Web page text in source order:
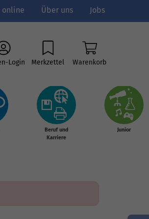
online Über uns Jobs
Login Merkzettel Warenkorb
Beruf und
Karriere
Junior